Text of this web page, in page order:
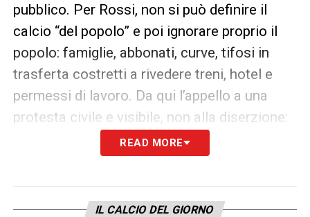
pubblico. Per Rossi, non si può definire il
calcio “del popolo” e poi ignorare proprio il
popolo: famiglie, abbonati, curve, tifosi in
trasferta costretti a rivedere treni, hotel e
permessi di lavoro. Da qui l’appello a una
protesta civile e visibile, non alla diserzione:
fischiare l’inno della Lega in tutti gli stadi
sarebbe un segnale forte, per ricordare che il
cuore pulsante di questo sport.
READ MORE
IL CALCIO DEL GIORNO